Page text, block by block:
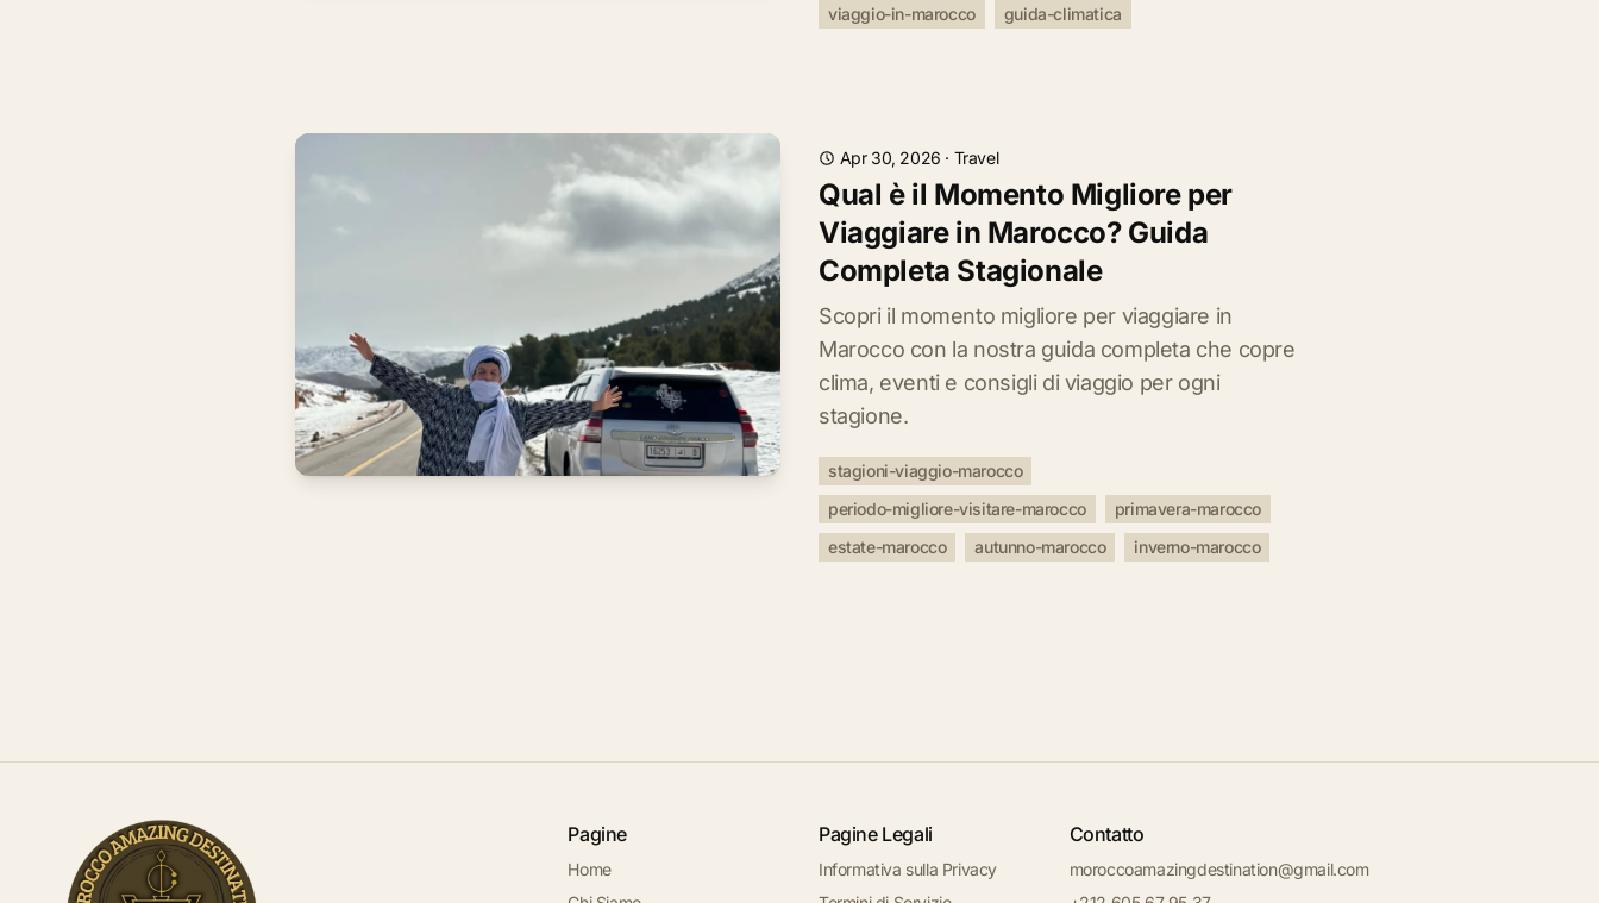
viaggio-in-marocco
guida-climatica
Apr 30, 2026 · Travel
Qual è il Momento Migliore per
Viaggiare in Marocco? Guida
Completa Stagionale
Scopri il momento migliore per viaggiare in
Marocco con la nostra guida completa che copre
clima, eventi e consigli di viaggio per ogni
stagione.
stagioni-viaggio-marocco
periodo-migliore-visitare-marocco
primavera-marocco
estate-marocco
autunno-marocco inverno-marocco
Pagine
Home
Pagine Legali
Informativa sulla Privacy
Contatto
moroccoamazingdestination@gmail.com